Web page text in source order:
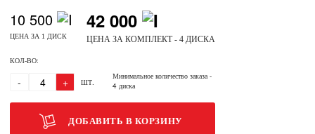
10 500
ЦЕНА ЗА 1 ДИСК
42 000
ЦЕНА ЗА КОМПЛЕКТ - 4 ДИСКА
КОЛ-ВО:
- + ШТ.
Минимальное количество заказа-
4 диска
ДОБАВИТЬ В КОРЗИНУ